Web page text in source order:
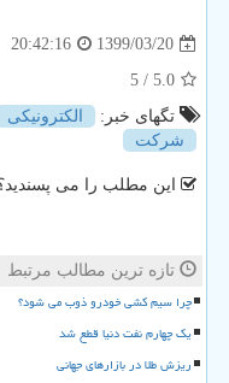
1399/03/20
20:42:16
5.0
/ 5
تگهای خبر:
الكترونیكی
شركت
این مطلب را می
تازه ترین مطالب مرتبط
چرا سیم کشی خودرو ذوب می شود؟
یک چهارم نفت دنیا قطع شد
ریزش طلا در بازارهای جهانی